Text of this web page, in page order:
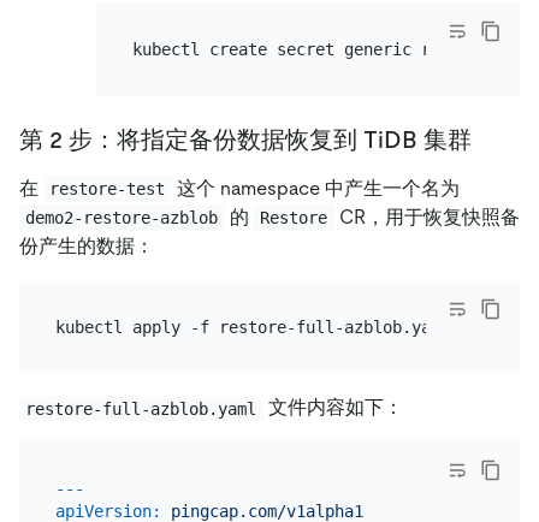
kubectl create secret generic restore-
第 2 步：将指定备份数据恢复到 TiDB 集群
在 restore-test 这个 namespace 中产生一个名为
demo2-restore-azblob 的 Restore
CR，用于恢复快照备
份产生的数据：
restore-full-azblob.yaml 文件内容如下：
---
apiVersion:
pingcap.com/v1alpha1